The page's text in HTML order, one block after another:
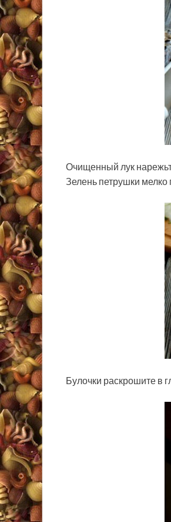
Очищенный лук
Зелень петрушки
Булочки раскрошите в